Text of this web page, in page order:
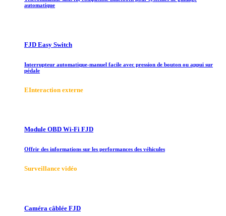
automatique
FJD Easy Switch
Interrupteur automatique-manuel facile avec pression de bouton ou appui sur
pédale
EInteraction externe
Module OBD Wi-Fi FJD
Offrir des informations sur les performances des véhicules
Surveillance vidéo
Caméra câblée FJD